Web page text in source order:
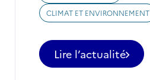
CLIMAT ET ENVIRONNEMENT
Lire l’actualité
-
Publication